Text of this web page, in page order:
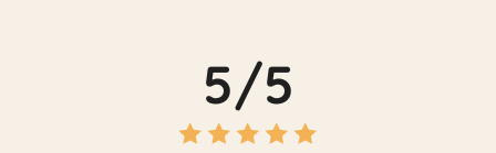
5/5